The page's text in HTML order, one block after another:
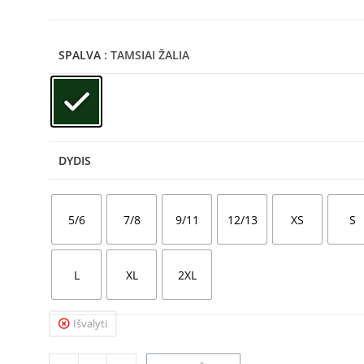
SPALVA : TAMSIAI ŽALIA
DYDIS
5/6 7/8 9/11 12/13 XS S
L XL 2XL
Išvalyti